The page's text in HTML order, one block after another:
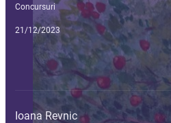
Concursuri
21/12/2023
Ioana Revnic